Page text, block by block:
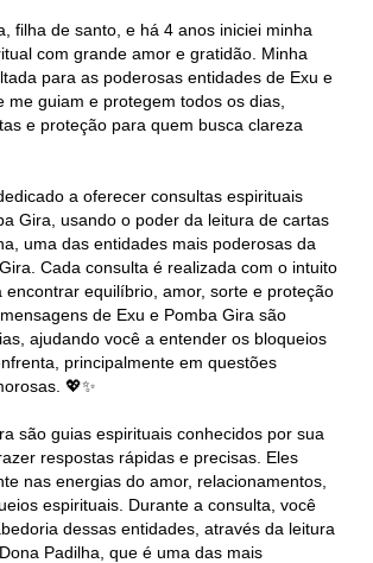
filha de santo, e há 4 anos iniciei minha
com grande amor e gratidão. Minha
para as poderosas entidades de Exu e
me guiam e protegem todos os dias,
e proteção para quem busca clareza
a oferecer consultas espirituais
Gira, usando o poder da leitura de cartas
uma das entidades mais poderosas da
Cada consulta é realizada com o intuito
encontrar equilíbrio, amor, sorte e proteção
de Exu e Pomba Gira são
ajudando você a entender os bloqueios
principalmente em questões
💖✨
são guias espirituais conhecidos por sua
respostas rápidas e precisas. Eles
nas energias do amor, relacionamentos,
espirituais. Durante a consulta, você
dessas entidades, através da leitura
Padilha, que é uma das mais